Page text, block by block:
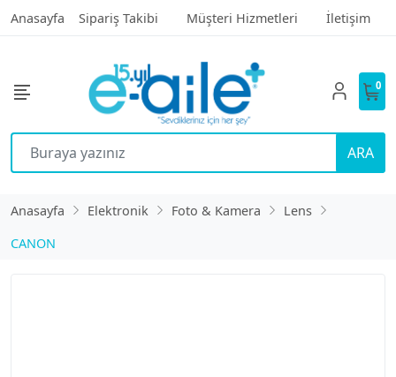
Anasayfa Sipariş Takibi Müşteri Hizmetleri İletişim
ARA
0
Anasayfa Elektronik Foto & Kamera
Lens
CANON